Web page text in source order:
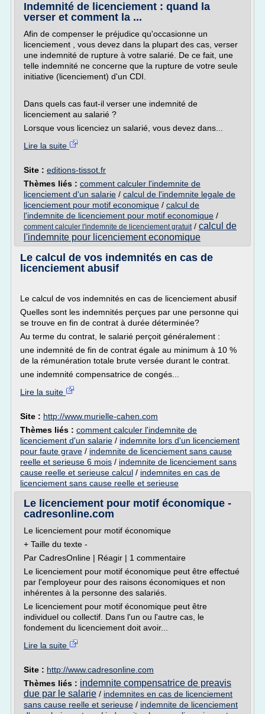
Indemnité de licenciement : quand la
verser et comment la ...
Afin de compenser le préjudice qu'occasionne un
licenciement , vous devez dans la plupart des cas, verser
une indemnité de rupture à votre salarié. De ce fait, une
telle indemnité ne concerne que la rupture de votre seule
initiative (licenciement) d'un CDI.
Dans quels cas faut-il verser une indemnité de
licenciement au salarié ?
Lorsque vous licenciez un salarié, vous devez dans...
Lire la suite
Site : editions-tissot.fr
Thèmes liés : comment calculer l'indemnite de
licenciement d'un salarie / calcul de l'indemnite legale de
licenciement pour motif economique / calcul de
l'indemnite de licenciement pour motif economique /
comment calculer l'indemnite de licenciement gratuit/ calcul de
l'indemnite pour licenciement economique
Le calcul de vos indemnités en cas de
licenciement abusif
Le calcul de vos indemnités en cas de licenciement abusif
Quelles sont les indemnités perçues par une personne qui
se trouve en fin de contrat à durée déterminée?
Au terme du contrat, le salarié perçoit généralement :
une indemnité de fin de contrat égale au minimum à 10 %
de la rémunération totale brute versée durant le contrat.
une indemnité compensatrice de congés...
Lire la suite
Site : http://www.murielle-cahen.com
Thèmes liés : comment calculer l'indemnite de
licenciement d'un salarie / indemnite lors d'un licenciement
pour faute grave / indemnite de licenciement sans cause
reelle et serieuse 6 mois / indemnite de licenciement sans
cause reelle et serieuse calcul / indemnites en cas de
licenciement sans cause reelle et serieuse
Le licenciement pour motif économique -
cadresonline.com
Le licenciement pour motif économique
+ Taille du texte -
Par CadresOnline | Réagir | 1 commentaire
Le licenciement pour motif économique peut être effectué
par l'employeur pour des raisons économiques et non
inhérentes à la personne des salariés.
Le licenciement pour motif économique peut être
individuel ou collectif. Dans l'un ou l'autre cas, le
fondement du licenciement doit avoir...
Lire la suite
Site : http://www.cadresonline.com
Thèmes liés : indemnite compensatrice de preavis
due par le salarie / indemnites en cas de licenciement
sans cause reelle et serieuse / indemnite de licenciement